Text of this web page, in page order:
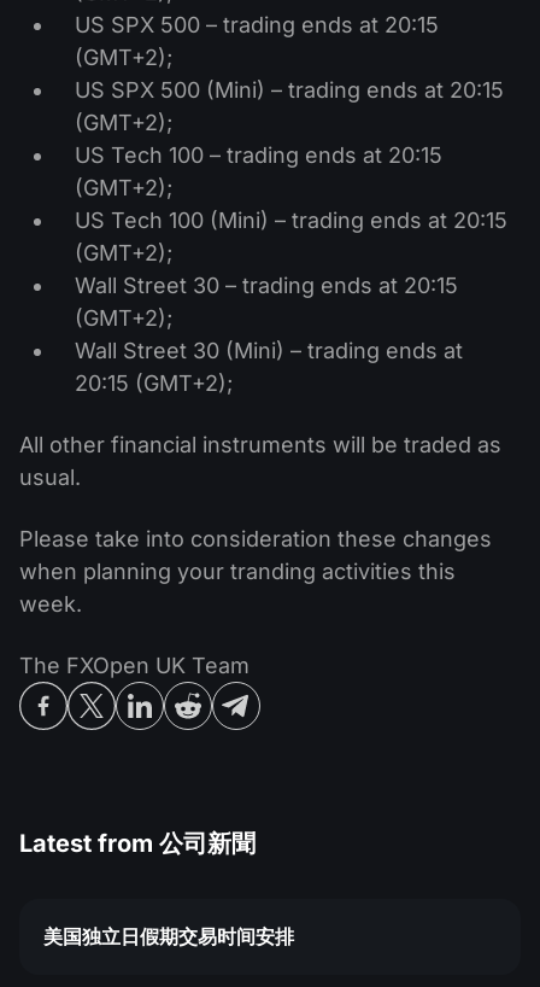
US SPX 500 – trading ends at 20:15
(GMT+2);
US SPX 500 (Mini) – trading ends at 20:15
(GMT+2);
US Tech 100 – trading ends at 20:15
(GMT+2);
US Tech 100 (Mini) – trading ends at 20:15
(GMT+2);
Wall Street 30 – trading ends at 20:15
(GMT+2);
Wall Street 30 (Mini) – trading ends at
20:15 (GMT+2);
All other financial instruments will be traded as
usual.
Please take into consideration these changes
when planning your tranding activities this
week.
The FXOpen UK Team
Latest from 公司新聞
美国独立日假期交易时间安排